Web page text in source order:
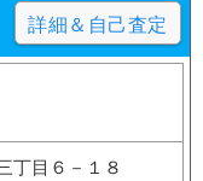
詳細＆自己査定
丁目６－１８